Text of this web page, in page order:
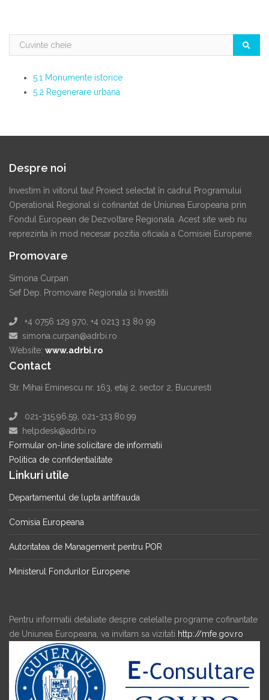
5.1 Monumente istorice
5.2 Regenerare urbana
Despre noi
Investim în viitorul tau! Proiect selectat în cadrul Programului
Operational Regional si cofinantat de Uniunea Europeana prin
Fondul European de Dezvoltare Regionala. Acest site web nu
reprezinta în mod necesar pozitia oficiala a Comisiei Europene.
Promovare
Simona Curpan
Sef Dep. Promovare Regionala si Investitii
+4 0756 129 970, +4 0213 13 80 99
simona.curpan@adrbi.ro
Website: www.adrbi.ro
Contact
Str. Mihai Eminescu nr. 163, etaj 2, sector 2, Bucuresti
021-315.96.59, 021-313.80.99
helpdesk@adrbi.ro
Formular on-line solicitare de informatii
Politica de confidentialitate
Linkuri utile
Departamentul de lupta antifrauda
Comisia Europeana
Autoritatea de Management pentru POR
Ministerul Fondurilor Europene
Pentru informatii detaliate despre celelalte programe cofinantate
de Uniunea Europeana, va invitam sa vizitati http://mfe.gov.ro